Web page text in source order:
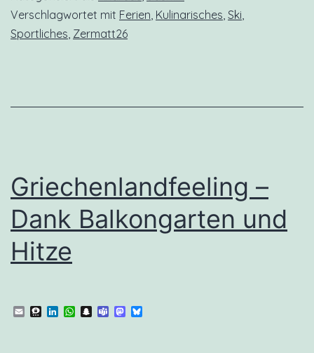
Verschlagwortet mit Ferien Kulinarisches Ski
Sportliches Zermatt26
Griechenlandfeeling –
Dank Balkongarten und
Hitze
EmailThreema
LinkedIn
WhatsApp
Snapchat
TeamsMastodon